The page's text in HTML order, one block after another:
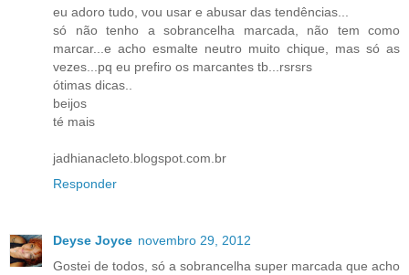
eu adoro tudo, vou usar e abusar das tendências...
só não tenho a sobrancelha marcada, não tem como
marcar...e acho esmalte neutro muito chique, mas só as
vezes...pq eu prefiro os marcantes tb...rsrsrs
ótimas dicas..
beijos
té mais
jadhianacleto.blogspot.com.br
Responder
Deyse Joyce novembro 29, 2012
Gostei de todos, só a sobrancelha super marcada que acho